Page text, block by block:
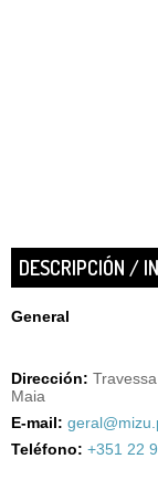
DESCRIPCIÓN /
General
Dirección:
Maia
E-mail:
Teléfono: +351 22